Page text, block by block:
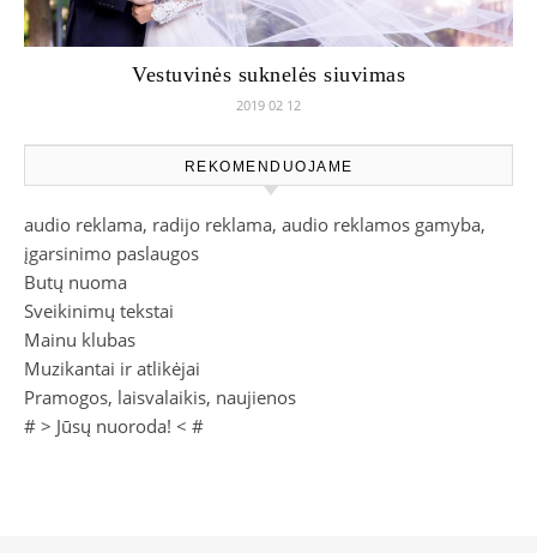
Vestuvinės suknelės siuvimas
2019 02 12
REKOMENDUOJAME
audio reklama, radijo reklama, audio reklamos gamyba,
įgarsinimo paslaugos
Butų nuoma
Sveikinimų tekstai
Mainu klubas
Muzikantai ir atlikėjai
Pramogos, laisvalaikis, naujienos
# > Jūsų nuoroda! < #